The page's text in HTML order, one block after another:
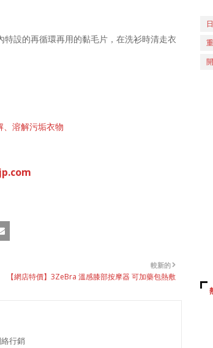
設的再循環再用的黏毛片，在洗衫時清走衣
、溶解污垢衣物
較新的
【網店特價】3ZeBra 溫感膝部按摩器 可加藥包熱敷
行銷